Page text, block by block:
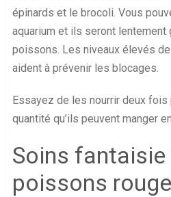
épinards et le brocoli. Vous
aquarium et ils seront lentement
poissons. Les niveaux élevés
aident à prévenir les blocages.
Essayez de les nourrir deux fois
quantité qu’ils peuvent manger
Soins fantaisie
poissons